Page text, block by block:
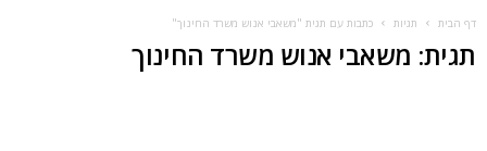
דף הבית תגיות כתבות עם תגית "משאבי אנוש משרד החינוך"
תגית: משאבי אנוש משרד החינוך